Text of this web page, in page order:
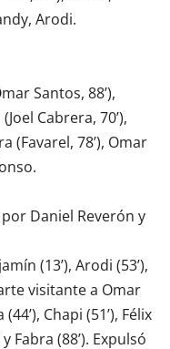
Arodi.
Santos, 88’),
Cabrera, 70’),
(Favarel, 78’), Omar
Daniel Reverón y
(13’), Arodi (53’),
visitante a Omar
Chapi (51’), Félix
y Fabra (88’). Expulsó